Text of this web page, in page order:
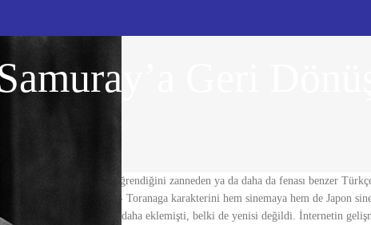
Geri
Japonca kelimeyi öğrendiğini zanneden ya da daha da fenası benzer
zaten çok iyi tanıdığı- Toranaga karakterini hem sinemaya hem de Japon
arasına bir yenisini daha eklemişti, belki de yenisi değildi. İnternetin